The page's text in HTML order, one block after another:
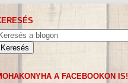
A FACEBOOKON IS!